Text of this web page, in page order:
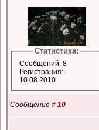
Статистика:
Сообщений: 8
Регистрация:
10.08.2010
Сообщение # 10